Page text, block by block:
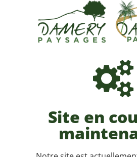
Site en